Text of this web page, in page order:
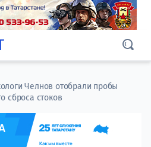
Челнов отобрали пробы
сброса стоков